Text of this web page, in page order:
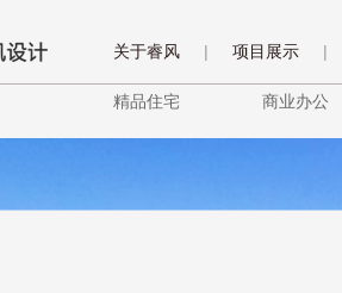
关于睿风 | 项目展示
精品住宅 商业办公
|